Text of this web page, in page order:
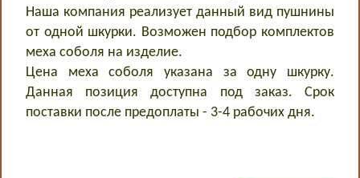
Наша компания реализует данный вид пушнины
от одной шкурки. Возможен подбор комплектов
меха соболя на изделие.
Цена меха соболя указана за одну шкурку.
Данная позиция доступна под заказ. Срок
поставки после предоплаты - 3-4 рабочих дня.